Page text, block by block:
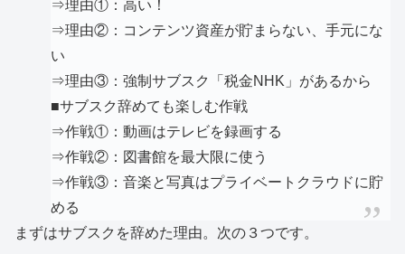
⇒理由①：高い！
⇒理由②：コンテンツ資産が貯まらない、手元にな
い
⇒理由③：強制サブスク「税金NHK」があるから
■サブスク辞めても楽しむ作戦
⇒作戦①：動画はテレビを録画する
⇒作戦②：図書館を最大限に使う
⇒作戦③：音楽と写真はプライベートクラウドに貯
める
まずはサブスクを辞めた理由。次の３つです。